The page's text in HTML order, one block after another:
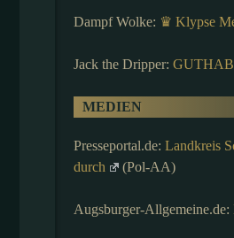
Dampf Wolke: ♛ Klypse
Jack the Dripper:
MEDIEN
Presseportal.de: Landkreis
durch
(Pol-AA)
Augsburger-Allgemeine.de: